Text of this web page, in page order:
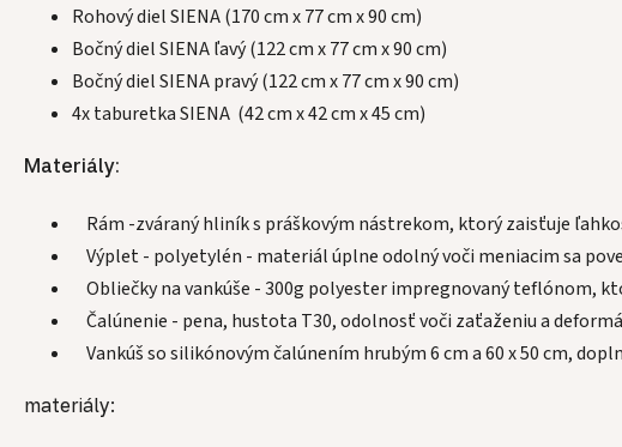
Rohový diel SIENA (170 cm x 77 cm x 90 cm)
Bočný diel SIENA ľavý (122 cm x 77 cm x 90 cm)
Bočný diel SIENA pravý (122 cm x 77 cm x 90 cm)
4x taburetka SIENA (42 cm x 42 cm x 45 cm)
Materiály:
Rám -zváraný hliník s práškovým nástrekom, ktorý zaisťuje
Výplet - polyetylén - materiál úplne odolný voči meniacim sa
Obliečky na vankúše - 300g polyester impregnovaný teflónom,
Čalúnenie - pena, hustota T30, odolnosť voči zaťaženiu a
Vankúš so silikónovým čalúnením hrubým 6 cm a 60 x 50 cm,
materiály: